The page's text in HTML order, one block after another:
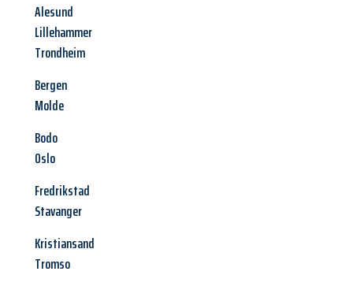
Alesund
Lillehammer
Trondheim
Bergen
Molde
Bodo
Oslo
Fredrikstad
Stavanger
Kristiansand
Tromso